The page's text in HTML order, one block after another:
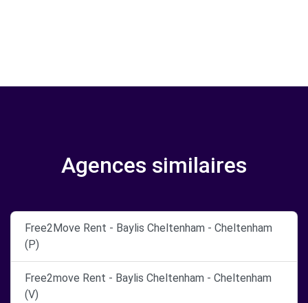
Agences similaires
Free2Move Rent - Baylis Cheltenham - Cheltenham
(P)
Free2move Rent - Baylis Cheltenham - Cheltenham
(V)